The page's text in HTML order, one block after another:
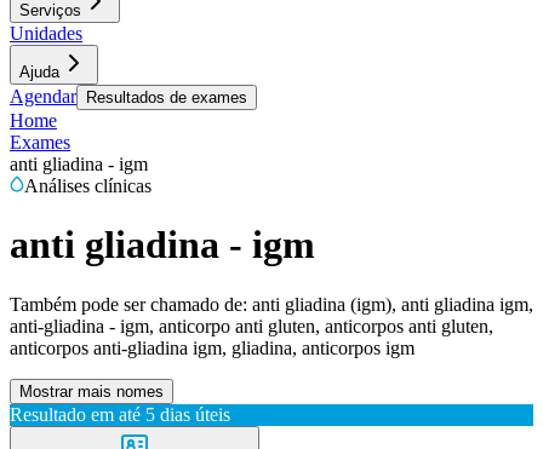
Serviços
Unidades
Ajuda
Agendar Resultados de exames
Home
Exames
anti gliadina - igm
Análises clínicas
anti gliadina - igm
Também pode ser chamado de: anti gliadina (igm), anti gliadina igm,
anti-gliadina - igm, anticorpo anti gluten, anticorpos anti gluten,
anticorpos anti-gliadina igm, gliadina, anticorpos igm
Mostrar mais nomes
Resultado em até 5 dias úteis